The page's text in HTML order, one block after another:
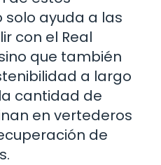
ayuda a las
con el Real
que también
a largo
cantidad de
en vertederos
de